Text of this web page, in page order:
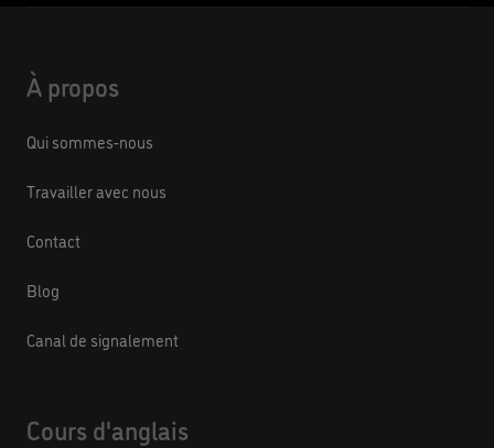
À propos
Qui sommes-nous
Travailler avec nous
Contact
Blog
Canal de signalement
Cours d'anglais